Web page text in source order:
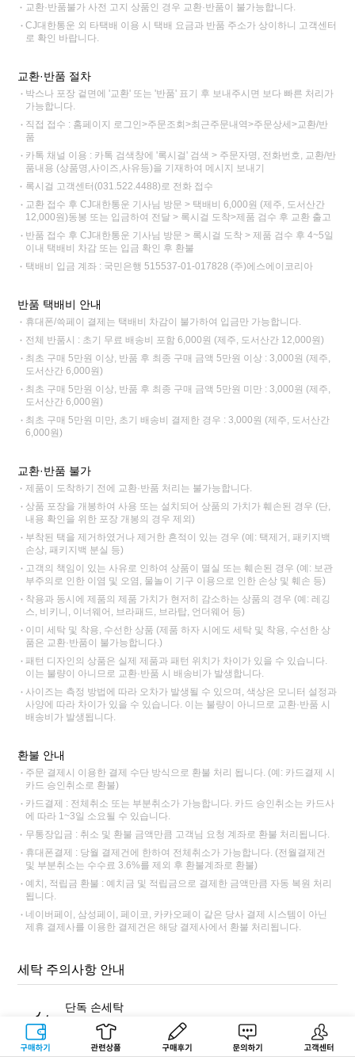
구매하기 관련상품 상품후기 문의하기 고객센터
교환·반품불가 사전 고지 상품인 경우 교환·반품이 불가능합니다.
CJ대한통운 외 타택배 이용 시 택배 요금과 반품 주소가 상이하니 고객센터
로 확인 바랍니다.
교환·반품 절차
박스나 포장 겉면에 '교환' 또는 '반품' 표기 후 보내주시면 보다 빠른 처리가
가능합니다.
직접 접수 : 홈페이지 로그인>주문조회>최근주문내역>주문상세>교환/반
품
카톡 채널 이용 : 카톡 검색창에 '록시걸' 검색 > 주문자명, 전화번호, 교환/반
품내용 (상품명,사이즈,사유등)을 기재하여 메시지 보내기
록시걸 고객센터(031.522.4488)로 전화 접수
교환 접수 후 CJ대한통운 기사님 방문 > 택배비 6,000원 (제주, 도서산간
12,000원)동봉 또는 입금하여 전달 > 록시걸 도착>제품 검수 후 교환 출고
반품 접수 후 CJ대한통운 기사님 방문 > 록시걸 도착 > 제품 검수 후 4~5일
이내 택배비 차감 또는 입금 확인 후 환불
택배비 입금 계좌 : 국민은행 515537-01-017828 (주)에스에이코리아
반품 택배비 안내
휴대폰/쓱페이 결제는 택배비 차감이 불가하여 입금만 가능합니다.
전체 반품시 : 초기 무료 배송비 포함 6,000원 (제주, 도서산간 12,000원)
최초 구매 5만원 이상, 반품 후 최종 구매 금액 5만원 이상 : 3,000원 (제주,
도서산간 6,000원)
최초 구매 5만원 이상, 반품 후 최종 구매 금액 5만원 미만 : 3,000원 (제주,
도서산간 6,000원)
최초 구매 5만원 미만, 초기 배송비 결제한 경우 : 3,000원 (제주, 도서산간
6,000원)
교환·반품 불가
제품이 도착하기 전에 교환·반품 처리는 불가능합니다.
상품 포장을 개봉하여 사용 또는 설치되어 상품의 가치가 훼손된 경우 (단,
내용 확인을 위한 포장 개봉의 경우 제외)
부착된 택을 제거하였거나 제거한 흔적이 있는 경우 (예: 택제거, 패키지백
손상, 패키지백 분실 등)
고객의 책임이 있는 사유로 인하여 상품이 멸실 또는 훼손된 경우 (예: 보관
부주의로 인한 이염 및 오염, 물놀이 기구 이용으로 인한 손상 및 훼손 등)
착용과 동시에 제품의 제품 가치가 현저히 감소하는 상품의 경우 (예: 레깅
스, 비키니, 이너웨어, 브라패드, 브라탑, 언더웨어 등)
이미 세탁 및 착용, 수선한 상품 (제품 하자 시에도 세탁 및 착용, 수선한 상
품은 교환·반품이 불가능합니다.)
패턴 디자인의 상품은 실제 제품과 패턴 위치가 차이가 있을 수 있습니다.
이는 불량이 아니므로 교환·반품 시 배송비가 발생합니다.
사이즈는 측정 방법에 따라 오차가 발생될 수 있으며, 색상은 모니터 설정과
사양에 따라 차이가 있을 수 있습니다. 이는 불량이 아니므로 교환·반품 시
배송비가 발생됩니다.
환불 안내
주문 결제시 이용한 결제 수단 방식으로 환불 처리 됩니다. (예: 카드결제 시
카드 승인취소로 환불)
카드결제 : 전체취소 또는 부분취소가 가능합니다. 카드 승인취소는 카드사
에 따라 1~3일 소요될 수 있습니다.
무통장입금 : 취소 및 환불 금액만큼 고객님 요청 계좌로 환불 처리됩니다.
휴대폰결제 : 당월 결제건에 한하여 전체취소가 가능합니다. (전월결제건
및 부분취소는 수수료 3.6%를 제외 후 환불계좌로 환불)
예치, 적립금 환불 : 예치금 및 적립금으로 결제한 금액만큼 자동 복원 처리
됩니다.
네이버페이, 삼성페이, 페이코, 카카오페이 같은 당사 결제 시스템이 아닌
제휴 결제사를 이용한 결제건은 해당 결제사에서 환불 처리됩니다.
세탁 주의사항 안내
단독 손세탁
반드시 표백 성분이 없는 중성세제를 사용해 단독 손세탁해주세
요. 염색 잔료가 빠져나와 다른 제품에 이염이 될 수 있습니다.